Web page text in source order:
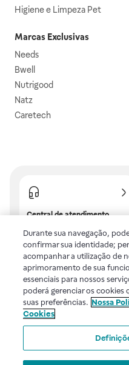
Higiene e Limpeza Pet
Marcas Exclusivas
Needs
Bwell
Nutrigood
Natz
Caretech
Central de atendimento
frequentes ou fale com a
gente.
Uma empresa
Durante sua navegação,
confirmar sua identidade;
acompanhar a utilização de
aprimoramento de sua
essenciais para nossos
poderá gerenciar os cookies
suas preferências. Nossa
Cookies